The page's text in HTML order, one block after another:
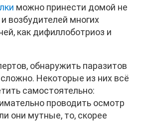
можно принести домой не
и возбудителей многих
как дифиллоботриоз и
обнаружить паразитов
Некоторые из них всё
самостоятельно:
проводить осмотр
они мутные, то, скорее